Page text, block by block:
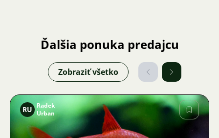
Ďalšia ponuka predajcu
Zobraziť všetko
RU
Radek
Urban